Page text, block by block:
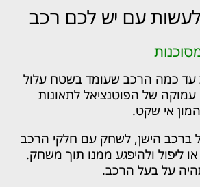
עם יש לכם רכב
עד כמה הרכב שעומד בשטח עלול
של הפוטנציאל לתאונות
אי שקט.
ברכב הישן, לשחק עם חלקי הרכב
ליפול ולהיפגע ממנו תוך משחק.
על בעל הרכב.